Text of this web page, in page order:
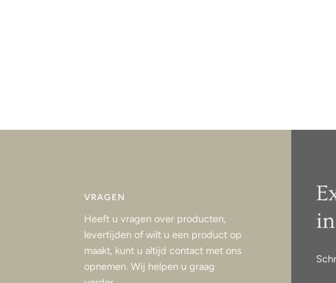
VRAGEN
Heeft u vragen over producten,
levertijden of wilt u een product op
maakt, kunt u altijd contact met ons
opnemen. Wij helpen u graag